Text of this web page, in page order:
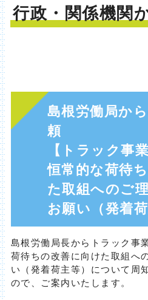
行政・関係機関
島根労働局か
頼
【トラック事
恒常的な荷待
た取組へのご
お願い（発着荷
島根労働局長からトラック事
荷待ちの改善に向けた取組へ
い（発着荷主等）について周
ので、ご案内いたします。